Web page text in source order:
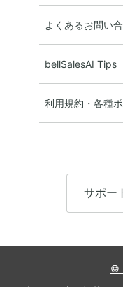
よくあるお問い
bellSalesAI Tips
利用規約・各種
サポー
©